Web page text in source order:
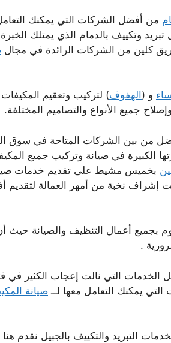
من أفضل الشركات التي يمكنك
وتكييف بالدمام الذي يمتلك الخبرة
كلين من الشركات الرائدة في مجال
و ( الهفوف) لتركيب وتعقيم المكيفات
جميع الأنواع والتصاميم المختلفة.
من بين الشركات المتاحة في سوق
الكبيرة في صيانة وتركيب جميع
بخميس مشيط على تقديم خدمات
نخبة من أمهر العمالة لتقديم
بجميع أعمال التنظيف والصيانة حيث
.
التي نالت إعجاب الكثير في
يمكنك التعامل معها لــ صيانة
التبريد والتكييف بالجبيل نقدم